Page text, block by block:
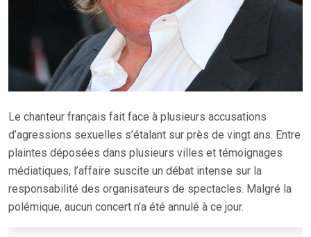
Le chanteur français fait face à plusieurs accusations
d’agressions sexuelles s’étalant sur près de vingt ans. Entre
plaintes déposées dans plusieurs villes et témoignages
médiatiques, l’affaire suscite un débat intense sur la
responsabilité des organisateurs de spectacles. Malgré la
polémique, aucun concert n’a été annulé à ce jour.